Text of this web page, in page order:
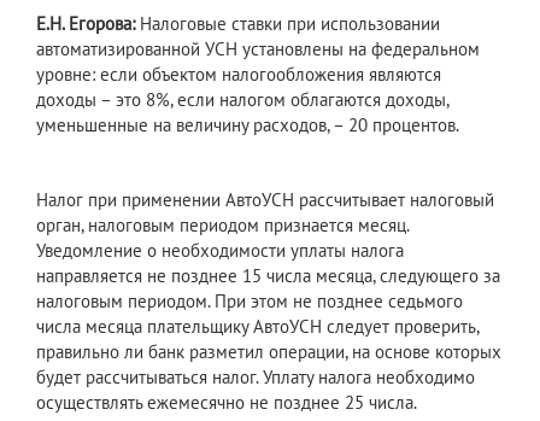
Е.Н. Егорова: Налоговые ставки при использовании
автоматизированной УСН установлены на федеральном
уровне: если объектом налогообложения являются
доходы – это 8%, если налогом облагаются доходы,
уменьшенные на величину расходов, – 20 процентов.
Налог при применении АвтоУСН рассчитывает налоговый
орган, налоговым периодом признается месяц.
Уведомление о необходимости уплаты налога
направляется не позднее 15 числа месяца, следующего за
налоговым периодом. При этом не позднее седьмого
числа месяца плательщику АвтоУСН следует проверить,
правильно ли банк разметил операции, на основе которых
будет рассчитываться налог. Уплату налога необходимо
осуществлять ежемесячно не позднее 25 числа.